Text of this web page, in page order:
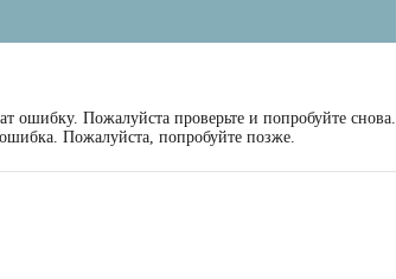
ошибку. Пожалуйста проверьте и попробуйте снова.
Пожалуйста, попробуйте позже.